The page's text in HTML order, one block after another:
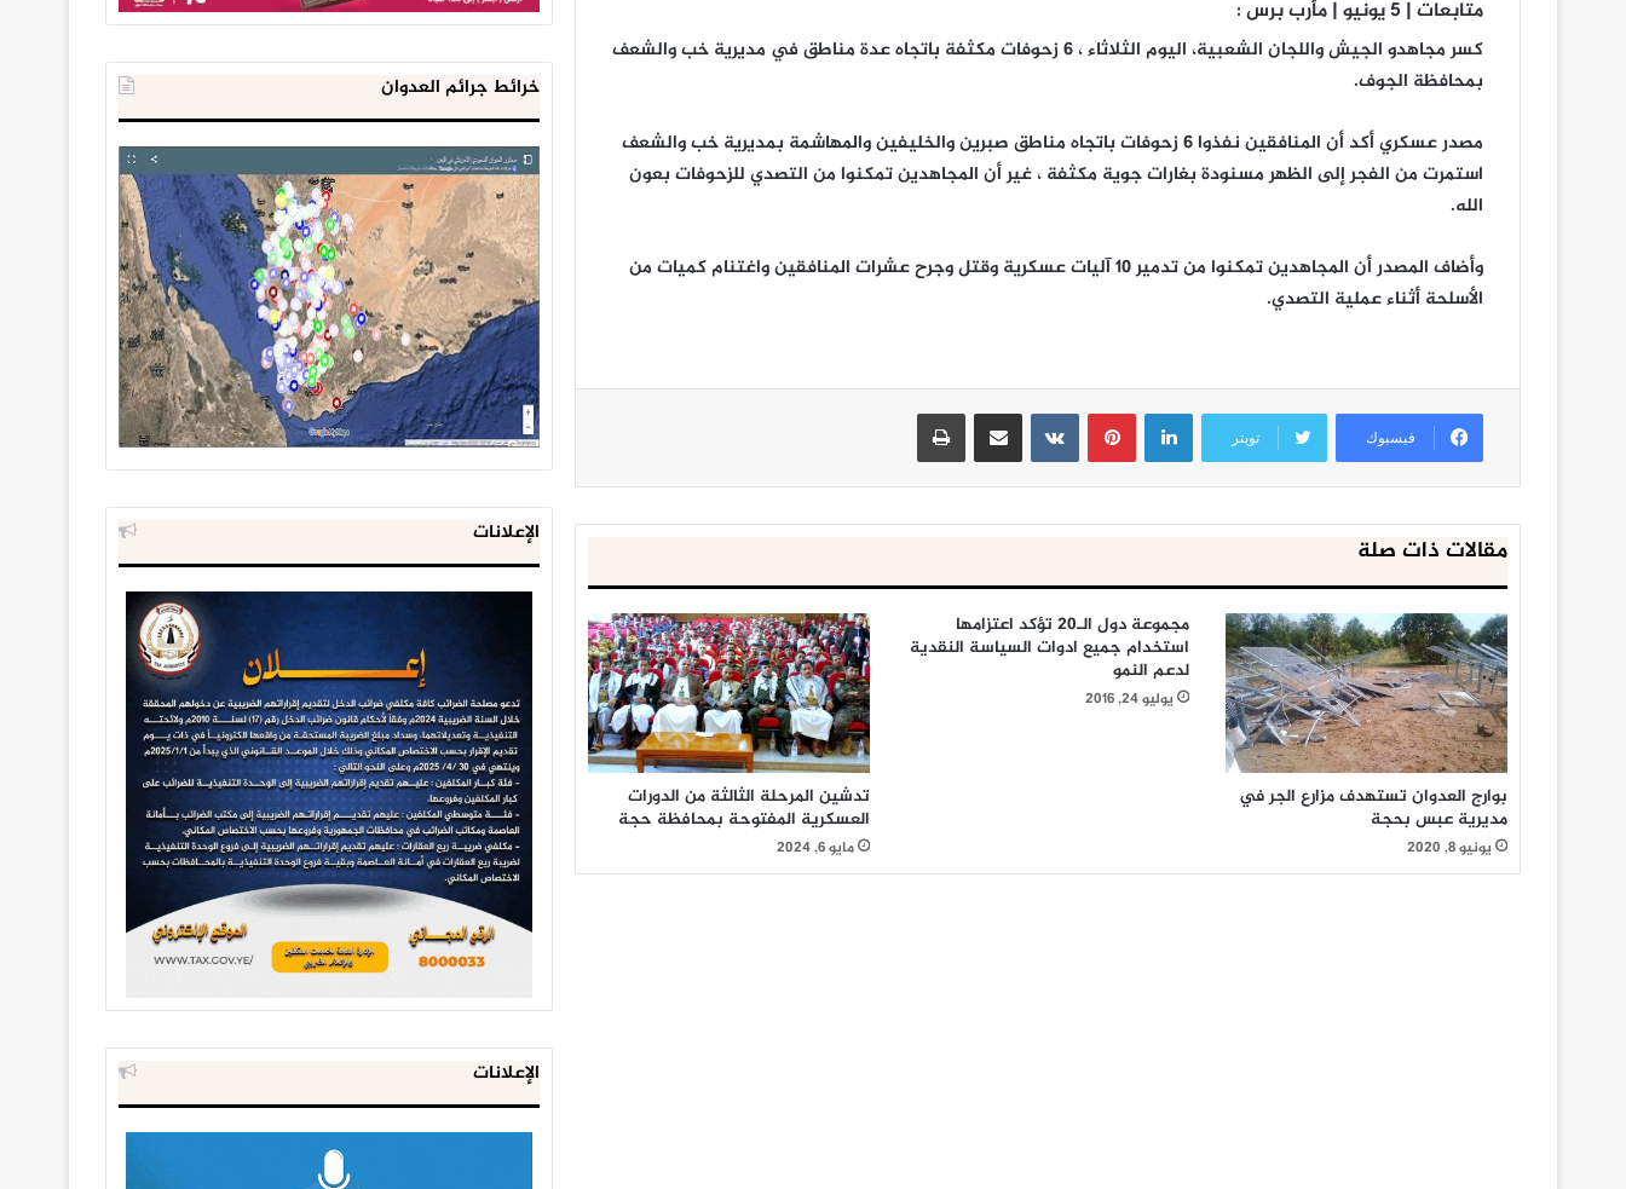
متابعات | 5 يونيو | مأرب برس :
كسر مجاهدو الجيش واللجان الشعبية، اليوم الثلاثاء ، 6 زحوفات مكثفة باتجاه عدة مناطق في مديرية خب والشعف
بمحافظة الجوف.
مصدر عسكري أكد أن المنافقين نفذوا 6 زحوفات باتجاه مناطق صبرين والخليفين والمهاشمة بمديرية خب والشعف
استمرت من الفجر إلى الظهر مسنودة بغارات جوية مكثفة ، غير أن المجاهدين تمكنوا من التصدي للزحوفات بعون
الله.
وأضاف المصدر أن المجاهدين تمكنوا من تدمير 10 آليات عسكرية وقتل وجرح عشرات المنافقين واغتنام كميات من
الأسلحة أثناء عملية التصدي.
فيسبوك تويتر
لينكدإنبينتيريست مشاركة عبر البريد طباعة
مقالات ذات صلة
بوارج العدوان تستهدف مزارع الجر في
مديرية عبس بحجة
يونيو 8, 2020
مجموعة دول الـ20 تؤكد اعتزامها
استخدام جميع ادوات السياسة النقدية
لدعم النمو
يوليو 24, 2016
تدشين المرحلة الثالثة من الدورات
العسكرية المفتوحة بمحافظة حجة
مايو 6, 2024
خرائط جرائم العدوان
الإعلانات
الإعلانات